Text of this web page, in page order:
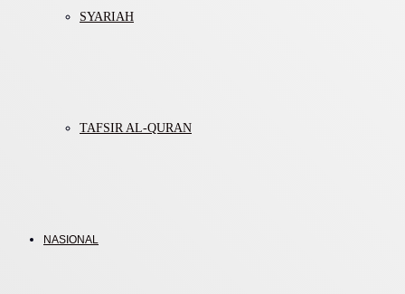
SYARIAH
TAFSIR AL-QURAN
NASIONAL